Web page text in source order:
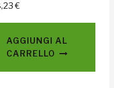
€
AGGIUNGI AL
CARRELLO